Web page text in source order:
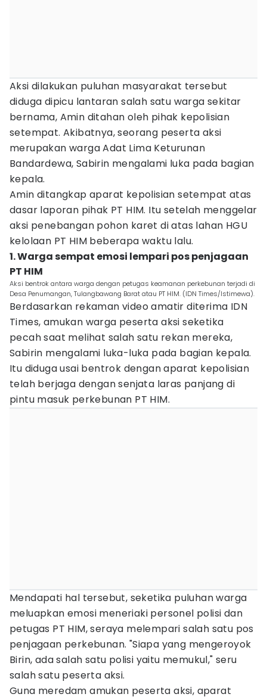
Aksi dilakukan puluhan masyarakat tersebut
diduga dipicu lantaran salah satu warga sekitar
bernama, Amin ditahan oleh pihak kepolisian
setempat. Akibatnya, seorang peserta aksi
merupakan warga Adat Lima Keturunan
Bandardewa, Sabirin mengalami luka pada bagian
kepala.
Amin ditangkap aparat kepolisian setempat atas
dasar laporan pihak PT HIM. Itu setelah menggelar
aksi penebangan pohon karet di atas lahan HGU
kelolaan PT HIM beberapa waktu lalu.
1. Warga sempat emosi lempari pos penjagaan
PT HIM
Aksi bentrok antara warga dengan petugas keamanan perkebunan terjadi di
Desa Penumangan, Tulangbawang Barat atau PT HIM. (IDN Times/Istimewa).
Berdasarkan rekaman video amatir diterima IDN
Times, amukan warga peserta aksi seketika
pecah saat melihat salah satu rekan mereka,
Sabirin mengalami luka-luka pada bagian kepala.
Itu diduga usai bentrok dengan aparat kepolisian
telah berjaga dengan senjata laras panjang di
pintu masuk perkebunan PT HIM.
Mendapati hal tersebut, seketika puluhan warga
meluapkan emosi meneriaki personel polisi dan
petugas PT HIM, seraya melempari salah satu pos
penjagaan perkebunan. "Siapa yang mengeroyok
Birin, ada salah satu polisi yaitu memukul," seru
salah satu peserta aksi.
Guna meredam amukan peserta aksi, aparat